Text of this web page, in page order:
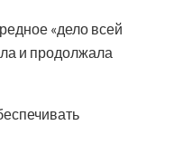
«дело всей
и продолжала